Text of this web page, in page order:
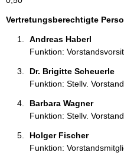
e
n
Vertretungsberechtigte
Andreas Haberl
Funktion:
Dr. Brigitte Scheuerle
Funktion: Stellv.
Barbara Wagner
Funktion: Stellv.
Holger Fischer
Funktion: